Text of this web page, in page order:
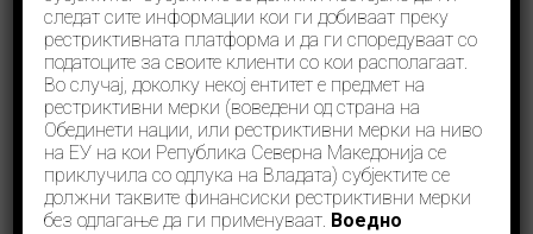
Соопштенија декември 20, 2024
Во најновото рангирање на реномираната тинк-
тенк организација „Basel Institute on Governance“,
Република Северна Македонија се наоѓа на 31-
вото место според индексните поени од вкупно
164 држави предмет на анализа, оставајќи ги зад
себе држави неколку европски држави како
Кралството Холандија, Хрватска, Шпанија,
Италија, Романија Бугарија и многу други. Гледано
следат сите информации кои ги добиваат преку
рестриктивната платформа и да ги споредуваат со
податоците за своите клиенти со кои располагаат.
Во случај, доколку некој ентитет е предмет на
рестриктивни мерки (воведени од страна на
Обединети нации, или рестриктивни мерки на ниво
на ЕУ на кои Република Северна Македонија се
приклучила со одлука на Владата) субјектите се
должни таквите финансиски рестриктивни мерки
без одлагање да ги применуваат. Воедно